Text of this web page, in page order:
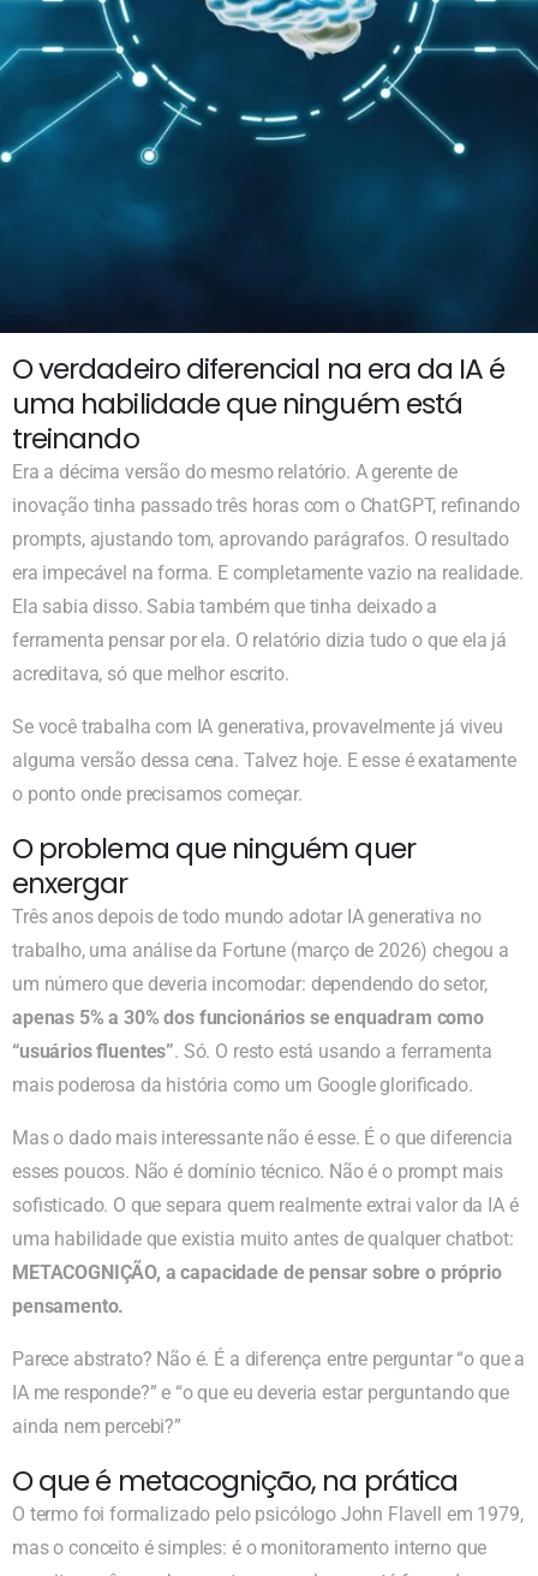
O verdadeiro diferencial na era da IA é
uma habilidade que ninguém está
treinando
Era a décima versão do mesmo relatório. A gerente de
inovação tinha passado três horas com o ChatGPT, refinando
prompts, ajustando tom, aprovando parágrafos. O resultado
era impecável na forma. E completamente vazio na realidade.
Ela sabia disso. Sabia também que tinha deixado a
ferramenta pensar por ela. O relatório dizia tudo o que ela já
acreditava, só que melhor escrito.
Se você trabalha com IA generativa, provavelmente já viveu
alguma versão dessa cena. Talvez hoje. E esse é exatamente
o ponto onde precisamos começar.
O problema que ninguém quer
enxergar
Três anos depois de todo mundo adotar IA generativa no
trabalho, uma análise da Fortune (março de 2026) chegou a
um número que deveria incomodar: dependendo do setor,
apenas 5% a 30% dos funcionários se enquadram como
“usuários fluentes”. Só. O resto está usando a ferramenta
mais poderosa da história como um Google glorificado.
Mas o dado mais interessante não é esse. É o que diferencia
esses poucos. Não é domínio técnico. Não é o prompt mais
sofisticado. O que separa quem realmente extrai valor da IA é
uma habilidade que existia muito antes de qualquer chatbot:
METACOGNIÇÃO, a capacidade de pensar sobre o próprio
pensamento.
Parece abstrato? Não é. É a diferença entre perguntar “o que a
IA me responde?” e “o que eu deveria estar perguntando que
ainda nem percebi?”
O que é metacognição, na prática
O termo foi formalizado pelo psicólogo John Flavell em 1979,
mas o conceito é simples: é o monitoramento interno que